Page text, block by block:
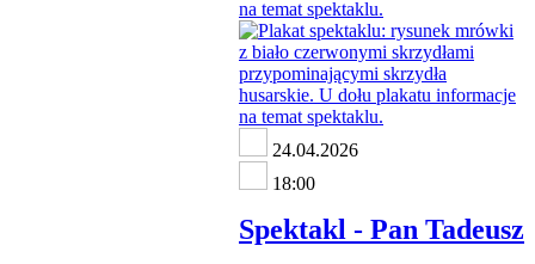
24.04.2026
18:00
Spektakl - Pan Tadeusz